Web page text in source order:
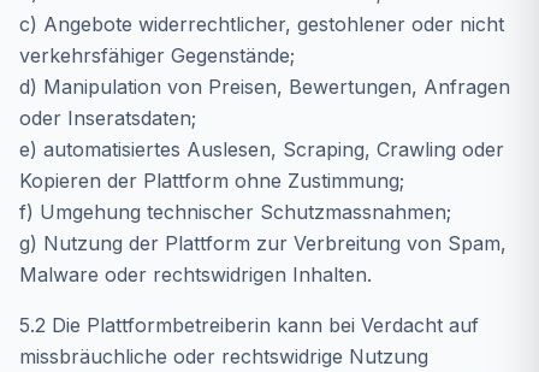
c) Angebote widerrechtlicher, gestohlener oder nicht
verkehrsfähiger Gegenstände;
d) Manipulation von Preisen, Bewertungen, Anfragen
oder Inseratsdaten;
e) automatisiertes Auslesen, Scraping, Crawling oder
Kopieren der Plattform ohne Zustimmung;
f) Umgehung technischer Schutzmassnahmen;
g) Nutzung der Plattform zur Verbreitung von Spam,
Malware oder rechtswidrigen Inhalten.
5.2 Die Plattformbetreiberin kann bei Verdacht auf
missbräuchliche oder rechtswidrige Nutzung